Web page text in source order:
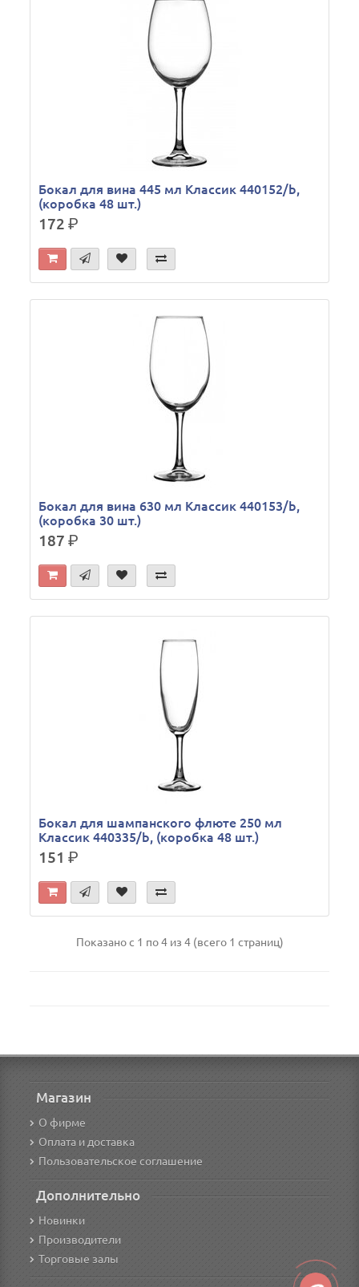
Бокал для вина 445 мл Классик 440152/b,
(коробка 48 шт.)
172р.
Бокал для вина 630 мл Классик 440153/b,
(коробка 30 шт.)
187р.
Бокал для шампанского флюте 250 мл
Классик 440335/b, (коробка 48 шт.)
151р.
Показано с 1 по 4 из 4 (всего 1 страниц)
Магазин
О фирме
Оплата и доставка
Пользовательское соглашение
Дополнительно
Новинки
Производители
Торговые залы